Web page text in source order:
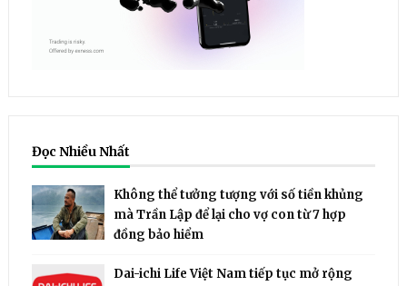
Đọc Nhiều Nhất
Không thể tưởng tượng với số tiền khủng
mà Trần Lập để lại cho vợ con từ 7 hợp
đồng bảo hiểm
Dai-ichi Life Việt Nam tiếp tục mở rộng